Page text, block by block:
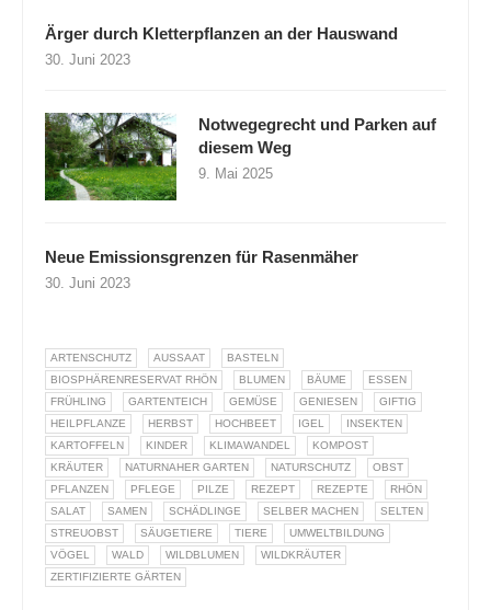
Ärger durch Kletterpflanzen an der Hauswand
30. Juni 2023
Notwegegrecht und Parken auf
diesem Weg
9. Mai 2025
Neue Emissionsgrenzen für Rasenmäher
30. Juni 2023
ARTENSCHUTZ AUSSAAT
BASTELN
BIOSPHÄRENRESERVAT RHÖN
BLUMEN BÄUME
ESSEN
FRÜHLING
GARTENTEICH GEMÜSE GENIESEN
GIFTIG
HEILPFLANZE
HERBST HOCHBEET IGEL
INSEKTEN
KARTOFFELN
KINDER KLIMAWANDEL
KOMPOST
KRÄUTER
NATURNAHER GARTEN NATURSCHUTZ
OBST
PFLANZEN
PFLEGE PILZE REZEPT REZEPTE
RHÖN
SALAT
SAMEN SCHÄDLINGE SELBER MACHEN
SELTEN
STREUOBST
SÄUGETIERE TIERE
UMWELTBILDUNG
VÖGEL
WALD WILDBLUMEN
WILDKRÄUTER
ZERTIFIZIERTE GÄRTEN